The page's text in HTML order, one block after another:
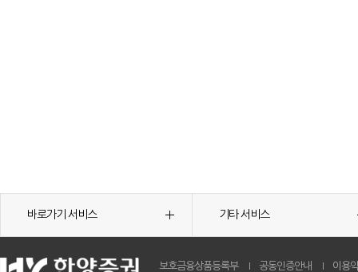
바로가기 서비스 기타 서비스
보호금융상품등록부 공동인증안내 이용